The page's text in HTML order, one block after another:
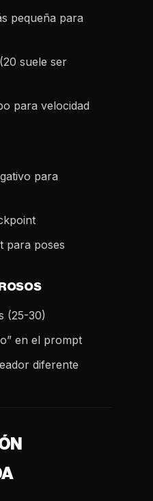
pequeña para
suele ser
para velocidad
para
para poses
(25-30)
en el prompt
diferente